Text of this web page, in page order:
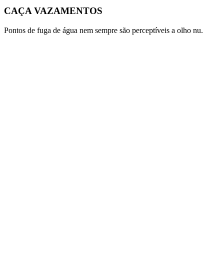
CAÇA VAZAMENTOS
Pontos de fuga de água nem sempre são perceptíveis a olho nu.